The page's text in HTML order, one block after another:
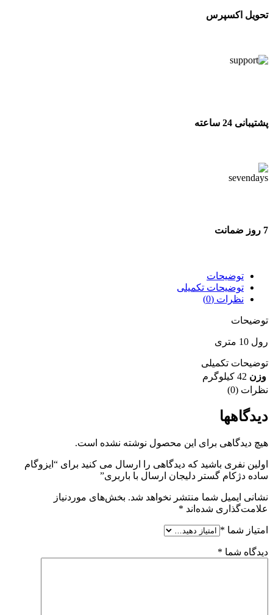
تحویل اکسپرس
پشتیبانی 24 ساعته
7 روز ضمانت
توضیحات
توضیحات تکمیلی
نظرات (0)
توضیحات
رول 10 متری
توضیحات تکمیلی
وزن 42 کیلوگرم
نظرات (0)
دیدگاهها
هیچ دیدگاهی برای این محصول نوشته نشده است.
اولین نفری باشید که دیدگاهی را ارسال می کنید برای “ایزوگام
ساده دژکام گستر دلیجان ارسال با باربری”
نشانی ایمیل شما منتشر نخواهد شد. بخش‌های موردنیاز
علامت‌گذاری شده‌اند *
امتیاز شما *
دیدگاه شما *